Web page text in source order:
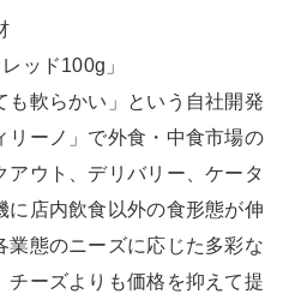
ッド100g」
も軟らかい」という自社開発
リーノ」で外食・中食市場の
アウト、デリバリー、ケータ
に店内飲食以外の食形態が伸
業態のニーズに応じた多彩な
チーズよりも価格を抑えて提